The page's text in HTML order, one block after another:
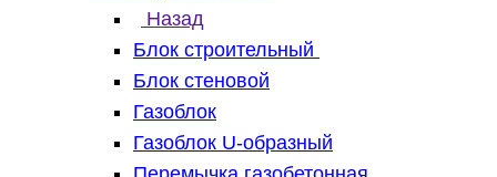
Назад
Блок строительный
Блок стеновой
Газоблок
Газоблок U-образный